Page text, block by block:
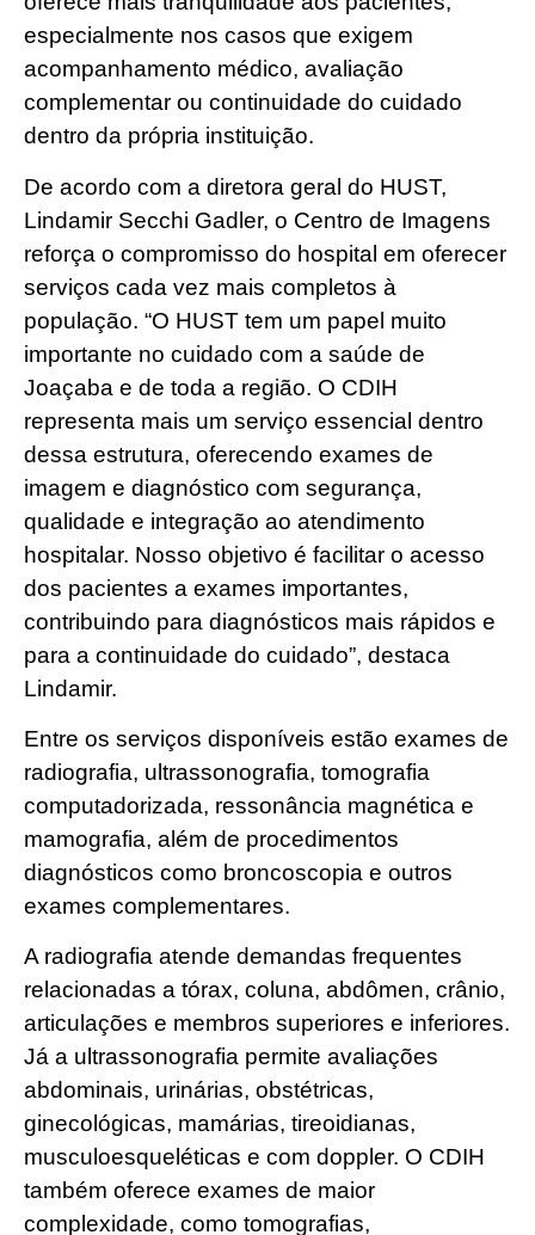
especialmente nos casos que exigem
acompanhamento médico, avaliação
complementar ou continuidade do cuidado
dentro da própria instituição.
De acordo com a diretora geral do HUST,
Lindamir Secchi Gadler, o Centro de Imagens
reforça o compromisso do hospital em oferecer
serviços cada vez mais completos à
população. “O HUST tem um papel muito
importante no cuidado com a saúde de
Joaçaba e de toda a região. O CDIH
representa mais um serviço essencial dentro
dessa estrutura, oferecendo exames de
imagem e diagnóstico com segurança,
qualidade e integração ao atendimento
hospitalar. Nosso objetivo é facilitar o acesso
dos pacientes a exames importantes,
contribuindo para diagnósticos mais rápidos e
para a continuidade do cuidado”, destaca
Lindamir.
Entre os serviços disponíveis estão exames de
radiografia, ultrassonografia, tomografia
computadorizada, ressonância magnética e
mamografia, além de procedimentos
diagnósticos como broncoscopia e outros
exames complementares.
A radiografia atende demandas frequentes
relacionadas a tórax, coluna, abdômen, crânio,
articulações e membros superiores e inferiores.
Já a ultrassonografia permite avaliações
abdominais, urinárias, obstétricas,
ginecológicas, mamárias, tireoidianas,
musculoesqueléticas e com doppler. O CDIH
também oferece exames de maior
complexidade, como tomografias,